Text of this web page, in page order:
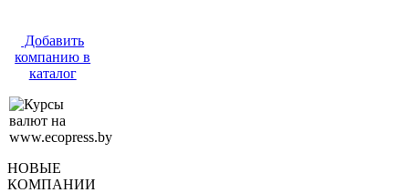
Добавить
компанию в
каталог
НОВЫЕ
КОМПАНИИ